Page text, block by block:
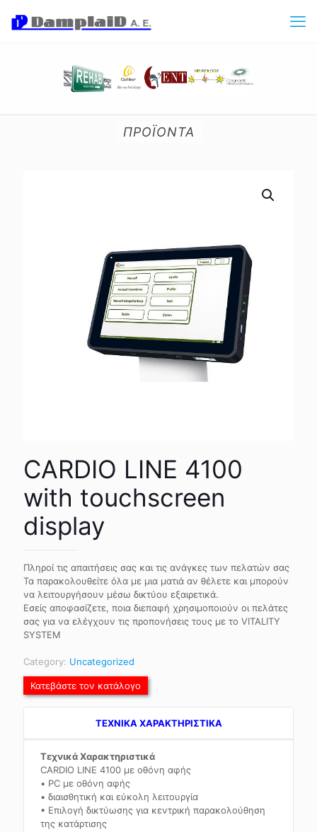
ΠΡΟΪΟΝΤΑ
CARDIO LINE 4100
with touchscreen
display
Πληροί τις απαιτήσεις σας και τις ανάγκες των πελατών σας
Τα παρακολουθείτε όλα με μια ματιά αν θέλετε και μπορούν
να λειτουργήσουν μέσω δικτύου εξαιρετικά.
Εσείς αποφασίζετε, ποια διεπαφή χρησιμοποιούν οι πελάτες
σας για να ελέγχουν τις προπονήσεις τους με το VITALITY
SYSTEM
Category: Uncategorized
Κατεβάστε τον κατάλογο
TEXNIKA ΧΑΡΑΚΤΗΡΙΣΤΙΚΑ
Τεχνικά Χαρακτηριστικά
CARDIO LINE 4100 με οθόνη αφής
• PC με οθόνη αφής
• διαισθητική και εύκολη λειτουργία
• Επιλογή δικτύωσης για κεντρική παρακολούθηση
της κατάρτισης